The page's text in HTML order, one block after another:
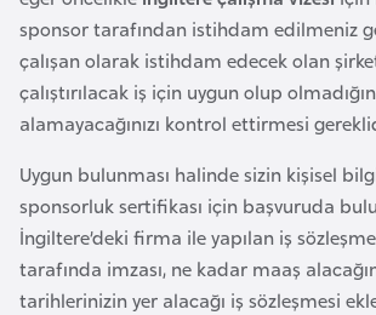
sponsor tarafından istihdam edilmeniz
çalışan olarak istihdam edecek olan
çalıştırılacak iş için uygun olup
alamayacağınızı kontrol ettirmesi
Uygun bulunması halinde sizin kişisel
sponsorluk sertifikası için başvuruda
İngiltere’deki firma ile yapılan iş
tarafında imzası, ne kadar maaş
tarihlerinizin yer alacağı iş sözleşmesi
i
s
t
a
E
r
m